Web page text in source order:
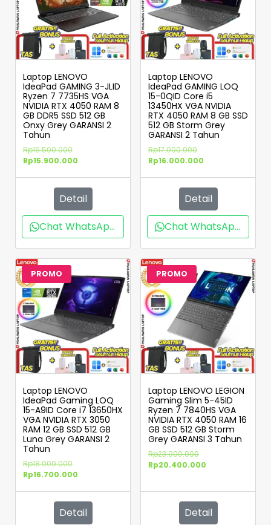
Laptop LENOVO
IdeaPad GAMING 3-JLID
Ryzen 7 7735HS VGA
NVIDIA RTX 4050 RAM 8
GB DDR5 SSD 512 GB
Onxy Grey GARANSI 2
Tahun
Rp16.500.000
Rp15.900.000
Detail
Chat WhatsApp
Laptop LENOVO
IdeaPad GAMING LOQ
15-0QID Core i5
13450HX VGA NVIDIA
RTX 4050 RAM 8 GB SSD
512 GB Storm Grey
GARANSI 2 Tahun
Rp17.000.000
Rp16.000.000
Detail
Chat WhatsApp
PROMO
Laptop LENOVO
IdeaPad Gaming LOQ
15-A9ID Core i7 13650HX
VGA NVIDIA RTX 3050
RAM 12 GB SSD 512 GB
Luna Grey GARANSI 2
Tahun
Rp18.000.000
Rp16.700.000
Detail
PROMO
Laptop LENOVO LEGION
Gaming Slim 5-45ID
Ryzen 7 7840HS VGA
NVIDIA RTX 4050 RAM 16
GB SSD 512 GB Storm
Grey GARANSI 3 Tahun
Rp23.000.000
Rp20.400.000
Detail